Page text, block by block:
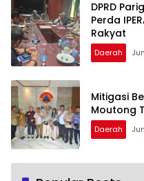
DPRD
Perda
Rakyat
Daerah
Mitigasi
Moutong
Daerah